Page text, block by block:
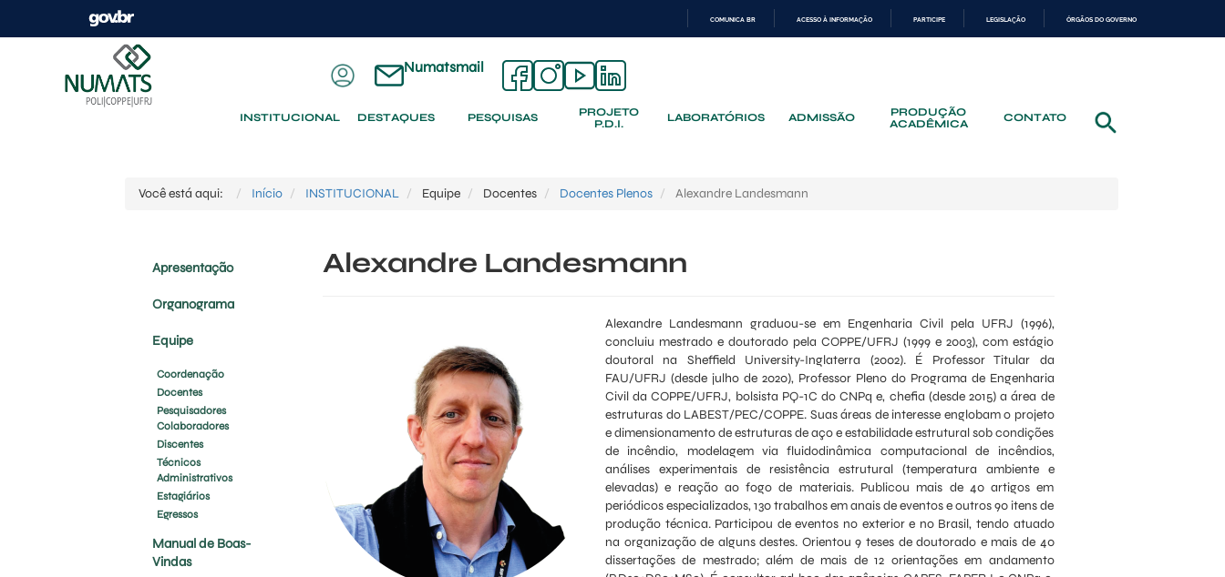
CONTEÚDO
COMUNICA BR ACESSO À INFORMAÇÃO PARTICIPE LEGISLAÇÃO ÓRGÃOS DO GOVERNO
Numatsmail
INSTITUCIONAL DESTAQUES PESQUISAS
PROJETO
P.D.I.
LABORATÓRIOS ADMISSÃO
PRODUÇÃO
ACADÊMICA
CONTATO
Você está aqui: Início INSTITUCIONAL Equipe Docentes Docentes Plenos Alexandre Landesmann
Apresentação
Organograma
Equipe
Coordenação
Docentes
Pesquisadores
Colaboradores
Discentes
Técnicos
Administrativos
Estagiários
Egressos
Manual de Boas-
Vindas
Alexandre Landesmann
Alexandre Landesmann graduou-se em Engenharia Civil pela UFRJ (1996),
concluiu mestrado e doutorado pela COPPE/UFRJ (1999 e 2003), com estágio
doutoral na Sheffield University-Inglaterra (2002). É Professor Titular da
FAU/UFRJ (desde julho de 2020), Professor Pleno do Programa de Engenharia
Civil da COPPE/UFRJ, bolsista PQ-1C do CNPq e, chefia (desde 2015) a área de
estruturas do LABEST/PEC/COPPE. Suas áreas de interesse englobam o projeto
e dimensionamento de estruturas de aço e estabilidade estrutural sob condições
de incêndio, modelagem via fluidodinâmica computacional de incêndios,
análises experimentais de resistência estrutural (temperatura ambiente e
elevadas) e reação ao fogo de materiais. Publicou mais de 40 artigos em
periódicos especializados, 130 trabalhos em anais de eventos e outros 90 itens de
produção técnica. Participou de eventos no exterior e no Brasil, tendo atuado
na organização de alguns destes. Orientou 9 teses de doutorado e mais de 40
dissertações de mestrado; além de mais de 12 orientações em andamento